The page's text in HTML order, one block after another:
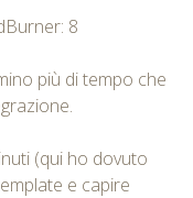
8
più di tempo che
(qui ho dovuto
e capire